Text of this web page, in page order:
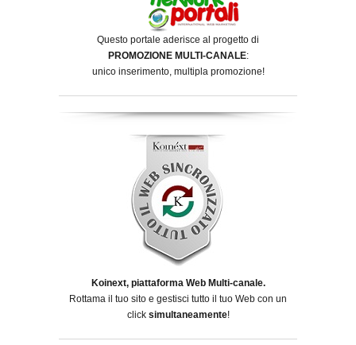
Questo portale aderisce al progetto di
PROMOZIONE MULTI-CANALE:
unico inserimento, multipla promozione!
Koinext, piattaforma Web Multi-canale.
Rottama il tuo sito e gestisci tutto il tuo Web con un
click simultaneamente!